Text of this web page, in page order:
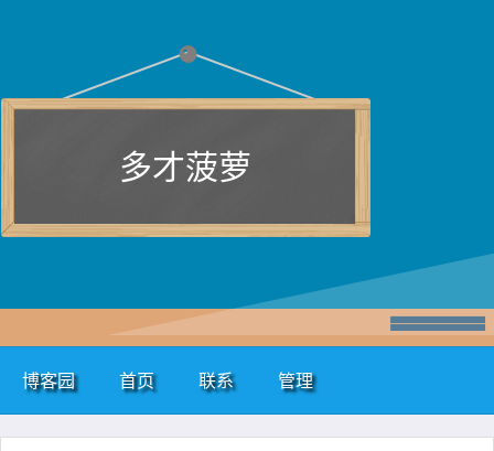
多才菠萝
博客园 首页 联系 管理